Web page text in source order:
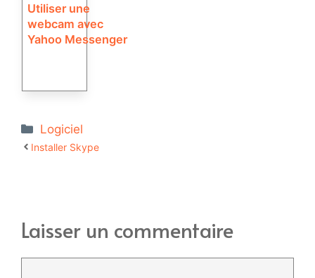
Utiliser une
webcam avec
Yahoo Messenger
Catégories
Logiciel
Installer Skype
Laisser un commentaire